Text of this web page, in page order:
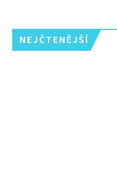
NEJČTENĚJŠÍ